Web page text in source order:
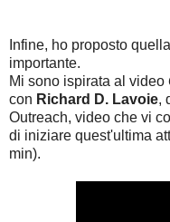
Infine, ho proposto
importante.
Mi sono ispirata al video
con Richard D. Lavoie,
Outreach, video che vi
di iniziare quest'ultima
min).